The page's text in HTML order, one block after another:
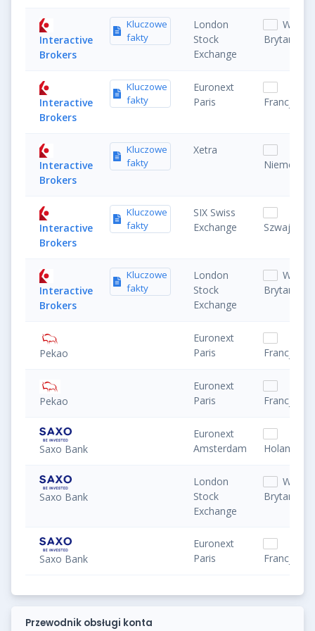
Interactive
Brokers
Kluczowe
fakty
London
Stock
Exchange
Wielka
Brytania
Interactive
Brokers
Kluczowe
fakty
Euronext
Paris
Francja
Interactive
Brokers
Kluczowe
fakty
Xetra
Niemcy
Interactive
Brokers
Kluczowe
fakty
SIX Swiss
Exchange
Szwajcaria
Interactive
Brokers
Kluczowe
fakty
London
Stock
Exchange
Wielka
Brytania
Pekao
Euronext
Paris
Francja
Pekao
Euronext
Paris
Francja
Saxo Bank
Euronext
Amsterdam
Holandia
Saxo Bank
London
Stock
Exchange
Wielka
Brytania
Saxo Bank
Euronext
Paris
Francja
Przewodnik obsługi konta